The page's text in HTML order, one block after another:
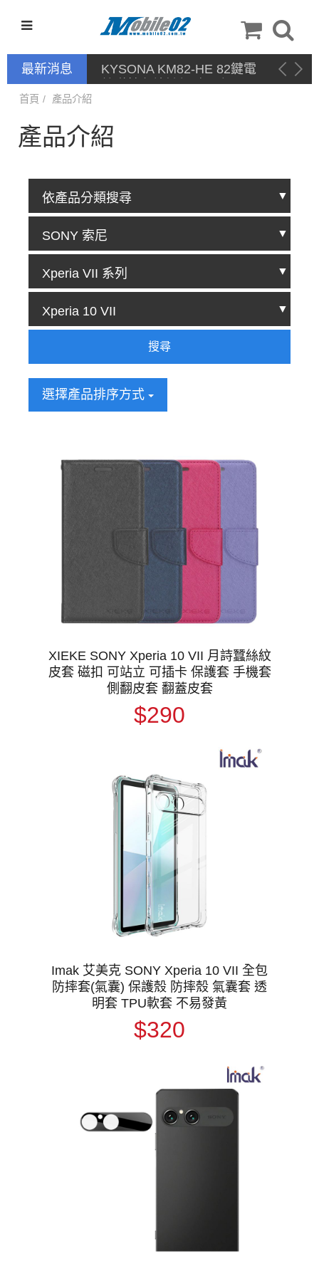
最新消息
KYSONA KM82-HE 82鍵電
競磁軸有線鍵盤 產品網頁驅
首頁 產品介紹
產品介紹
搜尋
選擇產品排序方式
XIEKE SONY Xperia 10 VII 月詩蠶絲紋
皮套 磁扣 可站立 可插卡 保護套 手機套
側翻皮套 翻蓋皮套
$290
Imak 艾美克 SONY Xperia 10 VII 全包
防摔套(氣囊) 保護殼 防摔殼 氣囊套 透
明套 TPU軟套 不易發黃
$320